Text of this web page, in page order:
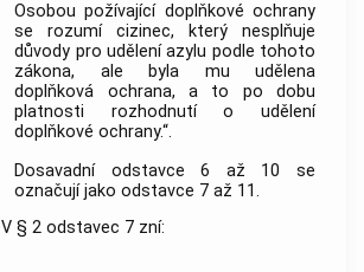
Osobou požívající doplňkové ochrany
se rozumí cizinec, který nesplňuje
důvody pro udělení azylu podle tohoto
zákona, ale byla mu udělena
doplňková ochrana, a to po dobu
platnosti rozhodnutí o udělení
doplňkové ochrany.“.
Dosavadní odstavce 6 až 10 se
označují jako odstavce 7 až 11.
V § 2 odstavec 7 zní: